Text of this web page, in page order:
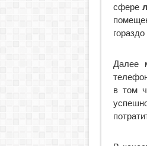
сфере
Далее
в том